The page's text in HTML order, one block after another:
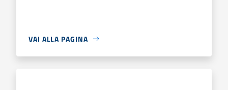
VAI ALLA PAGINA